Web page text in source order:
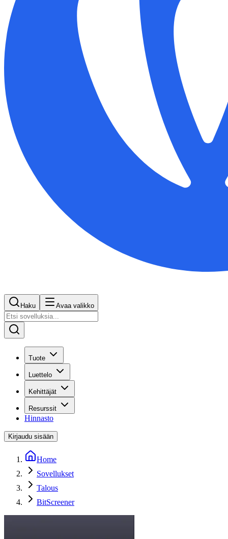
Haku Avaa valikko
Tuote
Luettelo
Kehittäjät
Resurssit
Hinnasto
Kirjaudu sisään
Home
Sovellukset
Talous
BitScreener